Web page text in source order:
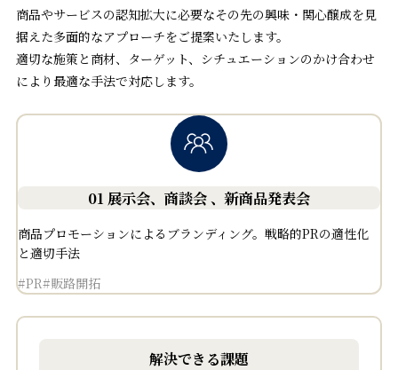
商品やサービスの認知拡大に必要なその先の興味・関心醸成を見
据えた多面的なアプローチをご提案いたします。
適切な施策と商材、ターゲット、シチュエーションのかけ合わせ
により最適な手法で対応します。
01 展示会、商談会 、新商品発表会
商品プロモーションによるブランディング。戦略的PRの適性化
と適切手法
#PR#販路開拓
解決できる課題